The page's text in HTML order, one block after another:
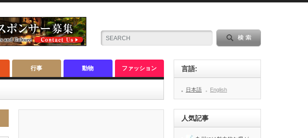
行事 動物 ファッション 言語:
日本語 English
人気記事